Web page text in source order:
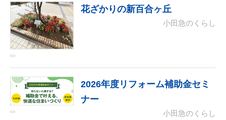
花ざかりの新百合ヶ丘
小田急のくらし
2026年度リフォーム補助金セミ
ナー
小田急のくらし